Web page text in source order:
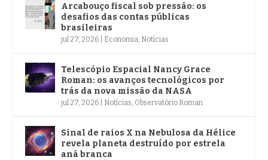
Arcabouço fiscal sob pressão: os
desafios das contas públicas
brasileiras
jul 27, 2026 Economia Notícias
Telescópio Espacial Nancy Grace
Roman: os avanços tecnológicos por
trás da nova missão da NASA
jul 27, 2026 Notícias Observatório Roman
Sinal de raios X na Nebulosa da Hélice
revela planeta destruído por estrela
anã branca